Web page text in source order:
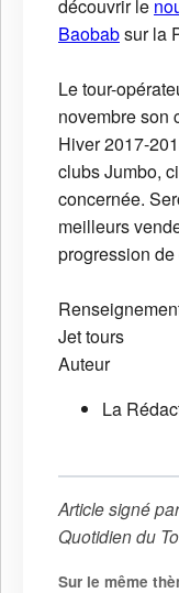
découvrir le
Baobabsur la
Le tour-
novembre son
Hiver 2017-
clubs Jumbo,
concernée.
meilleurs
progression
Jet tours
Auteur
La
Article signé
Quotidien du
Sur le même